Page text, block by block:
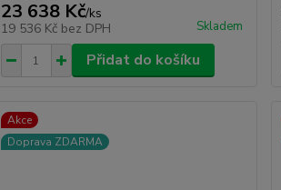
23 638 Kč/ks
19 536 Kč bez DPH Skladem
Přidat do košíku
Akce
Doprava ZDARMA